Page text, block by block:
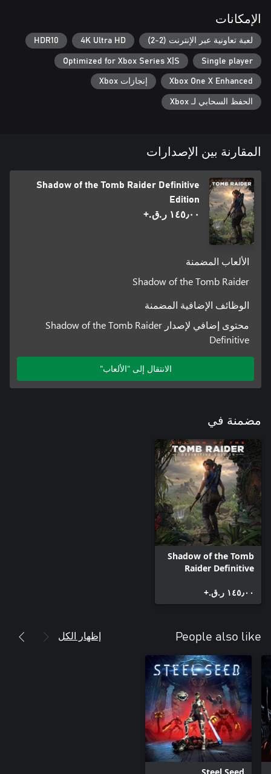
الإمكانات
لعبة تعاونية عبر الإنترنت (2-2) 4K Ultra HD
HDR10
Single player
Optimized for Xbox Series X|S
Xbox One X Enhanced إنجازات Xbox
الحفظ السحابي لـ Xbox
المقارنة بين الإصدارات
Shadow of the Tomb Raider Definitive
Edition
١٤٥٫٠٠ ر.ق.‏+
الألعاب المضمنة
Shadow of the Tomb Raider
الوظائف الإضافية المضمنة
محتوى إضافي لإصدار Shadow of the Tomb Raider
Definitive
الانتقال إلى "الألعاب"
مضمنة في
Shadow of the Tomb
Raider Definitive
١٤٥٫٠٠ ر.ق.‏+
People also like إظهار الكل